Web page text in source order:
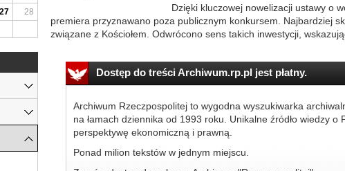
Dzięki kluczowej nowelizacji ustawy o
premiera przyznawano poza publicznym konkursem. Najbardziej
związane z Kościołem. Odwrócono sens takich inwestycji,
Dostęp do treści Archiwum.rp.pl jest płatny.
Archiwum Rzeczpospolitej to wygodna wyszukiwarka
na łamach dziennika od 1993 roku. Unikalne źródło wiedzy o
perspektywę ekonomiczną i prawną.
Ponad milion tekstów w jednym miejscu.
27
28